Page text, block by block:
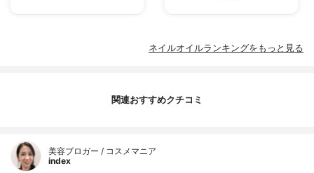
ネイルオイルランキングをもっと見る
関連おすすめクチコミ
美容ブロガー / コスメマニア
index